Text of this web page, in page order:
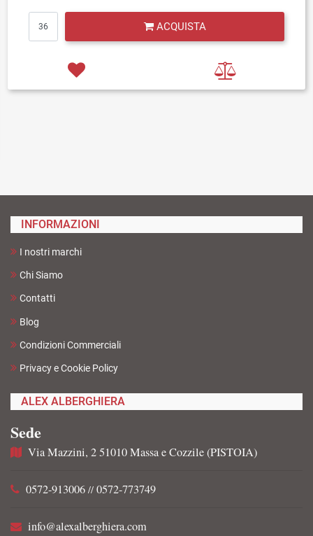
ACQUISTA
INFORMAZIONI
I nostri marchi
Chi Siamo
Contatti
Blog
Condizioni Commerciali
Privacy e Cookie Policy
ALEX ALBERGHIERA
Sede
Via Mazzini, 2 51010 Massa e Cozzile (PISTOIA)
0572-913006 // 0572-773749
info@alexalberghiera.com